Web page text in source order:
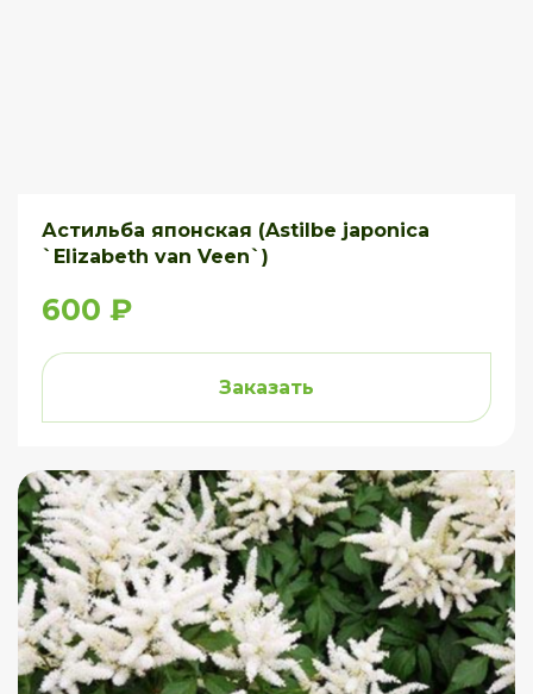
Астильба японская (Astilbe japonica
`Elizabeth van Veen`)
600 ₽
Заказать